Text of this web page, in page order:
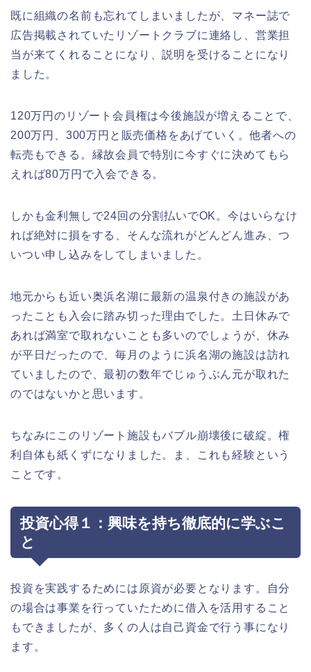
既に組織の名前も忘れてしまいましたが、マネー誌で
広告掲載されていたリゾートクラブに連絡し、営業担
当が来てくれることになり、説明を受けることになり
ました。
120万円のリゾート会員権は今後施設が増えることで、
200万円、300万円と販売価格をあげていく。他者への
転売もできる。縁故会員で特別に今すぐに決めてもら
えれば80万円で入会できる。
しかも金利無しで24回の分割払いでOK。今はいらなけ
れば絶対に損をする、そんな流れがどんどん進み、つ
いつい申し込みをしてしまいました。
地元からも近い奥浜名湖に最新の温泉付きの施設があ
ったことも入会に踏み切った理由でした。土日休みで
あれば満室で取れないことも多いのでしょうが、休み
が平日だったので、毎月のように浜名湖の施設は訪れ
ていましたので、最初の数年でじゅうぶん元が取れた
のではないかと思います。
ちなみにこのリゾート施設もバブル崩壊後に破綻。権
利自体も紙くずになりました。ま、これも経験という
ことです。
投資心得１：興味を持ち徹底的に学ぶこ
と
投資を実践するためには原資が必要となります。自分
の場合は事業を行っていたために借入を活用すること
もできましたが、多くの人は自己資金で行う事になり
ます。